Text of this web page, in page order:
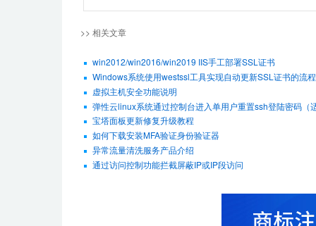
>> 相关文章
win2012/win2016/win2019 IIS手工部署SSL证书
Windows系统使用westssl工具实现自动更新SSL证书的流程
虚拟主机安全功能说明
弹性云linux系统通过控制台进入单用户重置ssh登陆密码（
宝塔面板更新修复升级教程
如何下载安装MFA验证身份验证器
异常流量清洗服务产品介绍
通过访问控制功能拦截屏蔽IP或IP段访问